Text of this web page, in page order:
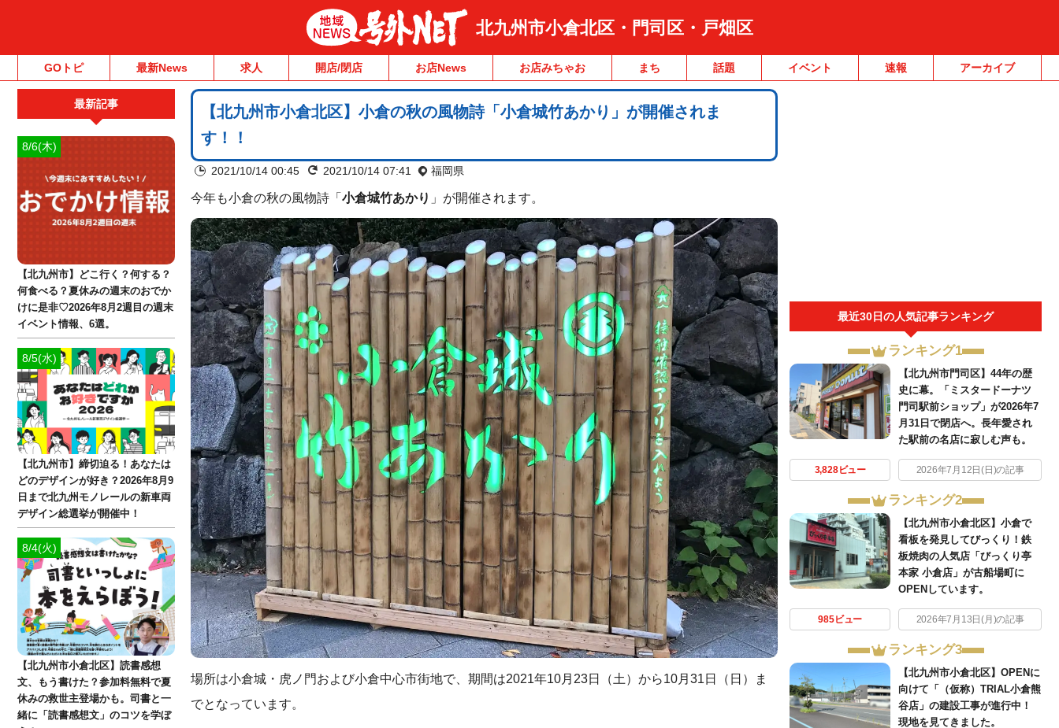
北九州市小倉北区・門司区・戸畑区
GOトピ 最新News 求人 開店/閉店 お店News お店みちゃお まち 話題 イベント 速報 アーカイブ
【北九州市小倉北区】小倉の秋の風物詩「小倉城竹あかり」が開催されま
す！！
2021/10/14 00:45 2021/10/14 07:41 福岡県
今年も小倉の秋の風物詩「小倉城竹あかり 」が開催されます。
場所は小倉城・虎ノ門および小倉中心市街地で、期間は2021年10月23日（土）から10月31日（日）ま
でとなっています。
最近30日の人気記事ランキング
ランキング1
【北九州市門司区】44年の歴
史に幕。「ミスタードーナツ
門司駅前ショップ」が2026年7
月31日で閉店へ。長年愛され
た駅前の名店に寂しむ声も。
3,828ビュー 2026年7月12日(日)の記事
ランキング2
【北九州市小倉北区】小倉で
看板を発見してびっくり！鉄
板焼肉の人気店「びっくり亭
本家 小倉店」が古船場町に
OPENしています。
985ビュー 2026年7月13日(月)の記事
ランキング3
【北九州市小倉北区】OPENに
向けて「（仮称）TRIAL小倉熊
谷店」の建設工事が進行中！
現地を見てきました。
最新記事
8/6(木)
【北九州市】どこ行く？何する？
何食べる？夏休みの週末のおでか
けに是非♡2026年8月2週目の週末
イベント情報、6選。
8/5(水)
【北九州市】締切迫る！あなたは
どのデザインが好き？2026年8月9
日まで北九州モノレールの新車両
デザイン総選挙が開催中！
8/4(火)
【北九州市小倉北区】読書感想
文、もう書けた？参加料無料で夏
休みの救世主登場かも。司書と一
緒に「読書感想文」のコツを学ぼ